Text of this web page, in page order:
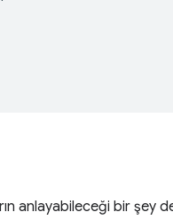
anlayabileceği bir şey